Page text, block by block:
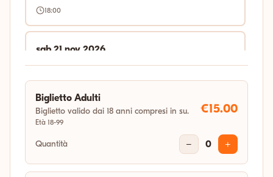
18:00
sab 21 nov 2026
18:00
sab 19 dic 2026
18:00
gio 31 dic 2026
Biglietto Adulti
Biglietto valido dai 18 anni compresi in su.
Età 18-99
€15.00
Quantità − 0 +